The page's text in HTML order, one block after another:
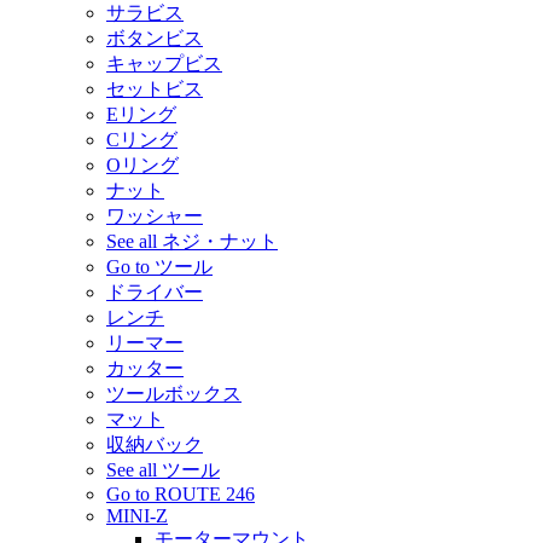
サラビス
ボタンビス
キャップビス
セットビス
Eリング
Cリング
Oリング
ナット
ワッシャー
See all ネジ・ナット
Go to ツール
ドライバー
レンチ
リーマー
カッター
ツールボックス
マット
収納バック
See all ツール
Go to ROUTE 246
MINI-Z